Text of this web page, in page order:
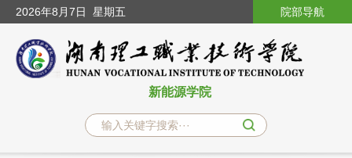
2026年8月7日 星期五 院部导航
新能源学院